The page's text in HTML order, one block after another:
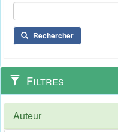
Rechercher
Filtres
Auteur